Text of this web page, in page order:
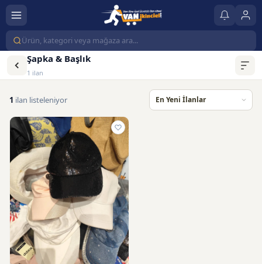
Şapka & Başlık
1 ilan
1 ilan listeleniyor